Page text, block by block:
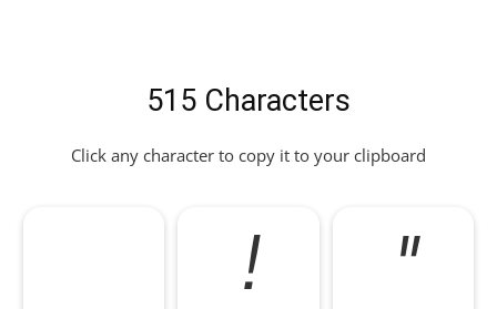
515 Characters
Click any character to copy it to your clipboard
! "